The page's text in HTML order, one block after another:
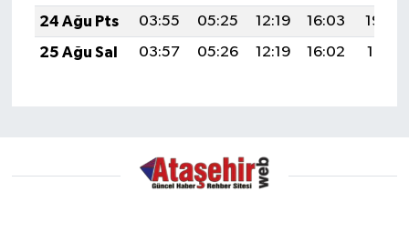
24 Ağu Pts
03:55 05:25 12:19 16:03
19:03
25 Ağu Sal
03:57 05:26 12:19 16:02 19:01